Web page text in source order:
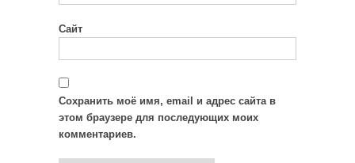
Сайт
Сохранить моё имя, email и адрес сайта в
этом браузере для последующих моих
комментариев.